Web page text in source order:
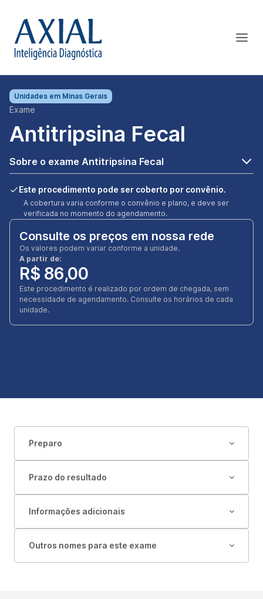
Unidades em Minas Gerais
Exame
Antitripsina Fecal
Sobre o exame Antitripsina Fecal
Este procedimento pode ser coberto por convênio.
A cobertura varia conforme o convênio e plano, e deve ser
verificada no momento do agendamento.
Consulte os preços em nossa rede
Os valores podem variar conforme a unidade.
A partir de:
R$ 86,00
Este procedimento é realizado por ordem de chegada, sem
necessidade de agendamento. Consulte os horários de cada
unidade.
Preparo
Prazo do resultado
Informações adicionais
Outros nomes para este exame